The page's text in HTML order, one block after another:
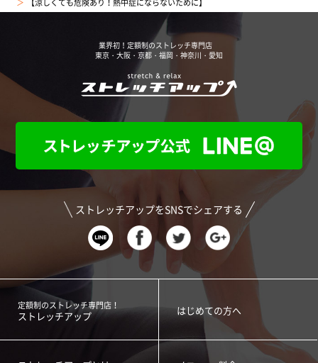
【涼しくても危険あり！熱中症にならないために】
業界初！定額制のストレッチ専門店
東京・大阪・京都・福岡・神奈川・愛知
ストレッチアップをSNSでシェアする
定額制のストレッチ専門店！
ストレッチアップ
はじめての方へ